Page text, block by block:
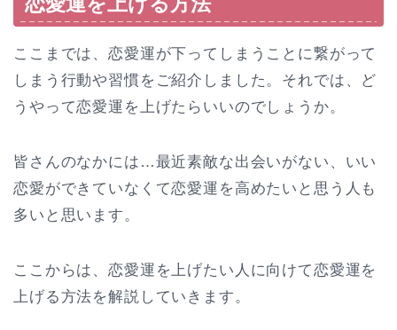
ここまでは、恋愛運が下ってしまうことに繋がって
しまう行動や習慣をご紹介しました。それでは、ど
うやって恋愛運を上げたらいいのでしょうか。
皆さんのなかには…最近素敵な出会いがない、いい
恋愛ができていなくて恋愛運を高めたいと思う人も
多いと思います。
ここからは、恋愛運を上げたい人に向けて恋愛運を
上げる方法を解説していきます。